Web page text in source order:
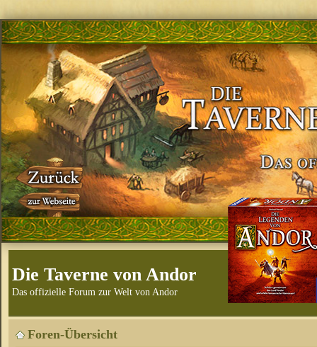
Die Taverne von Andor
Das offizielle Forum zur Welt von Andor
Foren-Übersicht